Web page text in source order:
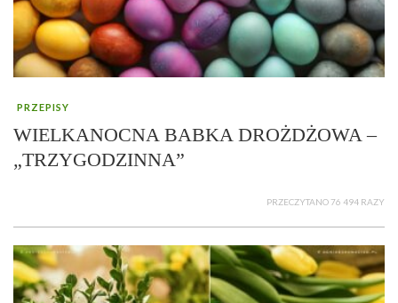
PRZEPISY
WIELKANOCNA BABKA DROŻDŻOWA –
„TRZYGODZINNA”
PRZECZYTANO 76 494 RAZY